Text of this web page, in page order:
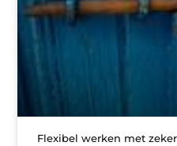
Flexibel werken met